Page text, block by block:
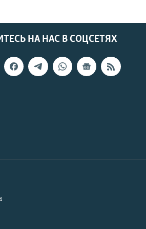
НА НАС В СОЦСЕТЯХ